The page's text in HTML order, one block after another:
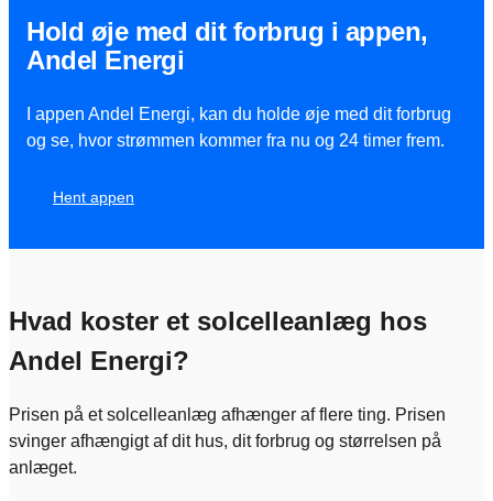
Hold øje med dit forbrug i appen,
Andel Energi
I appen Andel Energi, kan du holde øje med dit forbrug
og se, hvor strømmen kommer fra nu og 24 timer frem.
Hent appen
Hvad koster et solcelleanlæg hos
Andel Energi?
Prisen på et solcelleanlæg afhænger af flere ting. Prisen
svinger afhængigt af dit hus, dit forbrug og størrelsen på
anlæget.